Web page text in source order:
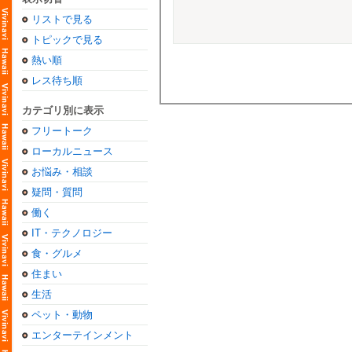
リストで見る
トピックで見る
熱い順
レス待ち順
カテゴリ別に表示
フリートーク
ローカルニュース
お悩み・相談
疑問・質問
働く
IT・テクノロジー
食・グルメ
住まい
生活
ペット・動物
エンターテインメント